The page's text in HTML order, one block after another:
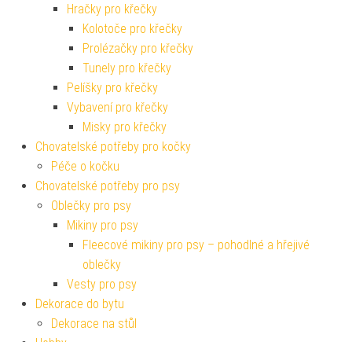
Hračky pro křečky
Kolotoče pro křečky
Prolézačky pro křečky
Tunely pro křečky
Pelíšky pro křečky
Vybavení pro křečky
Misky pro křečky
Chovatelské potřeby pro kočky
Péče o kočku
Chovatelské potřeby pro psy
Oblečky pro psy
Mikiny pro psy
Fleecové mikiny pro psy – pohodlné a hřejivé
oblečky
Vesty pro psy
Dekorace do bytu
Dekorace na stůl